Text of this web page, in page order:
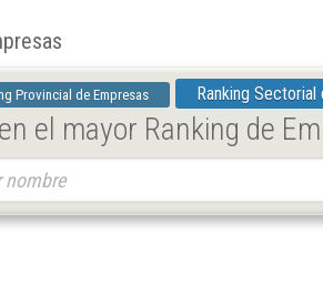
Provincial de Empresas Ranking Sectorial
el mayor Ranking de